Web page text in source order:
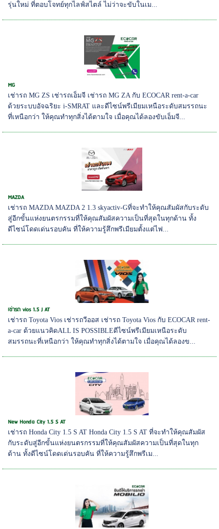
รุ่นใหม่ ที่ตอบโจทย์ทุกไลฟ์สไตล์ ไม่ว่าจะขับในเม...
MG
เช่ารถ MG ZS เช่ารถเอ็มจี เช่ารถ MG ZA กับ ECOCAR rent-a-car
ด้วยระบบอัจฉริยะ i-SMRAT และดีไซน์พรีเมียมเหนือระดับสมรรถนะ
ที่เหนือกว่า ให้คุณทำทุกสิ่งได้ตามใจ เมื่อคุณได้ลองขับเอ็มจี...
MAZDA
เช่ารถ MAZDA MAZDA 2 1.3 skyactiv-Gที่จะทำให้คุณสัมผัสกับระดับ
สู่อีกขั้นแห่งยนตรกรรมที่ให้คุณสัมผัสความเป็นที่สุดในทุกด้าน ทั้ง
ดีไซน์โดดเด่นรอบคัน ที่ให้ความรู้สึกพรีเมียมตั้งแต่ไฟ...
เช่ารถ vios 1.5 J AT
เช่ารถ Toyota Vios เช่ารถวีออส เช่ารถ Toyota Vios กับ ECOCAR rent-
a-car ด้วยแนวคิดALL IS POSSIBLEดีไซน์พรีเมียมเหนือระดับ
สมรรถนะที่เหนือกว่า ให้คุณทำทุกสิ่งได้ตามใจ เมื่อคุณได้ลองข...
New Honda City 1.5 S AT
เช่ารถ Honda City 1.5 S AT Honda City 1.5 S AT ที่จะทำให้คุณสัมผัส
กับระดับสู่อีกขั้นแห่งยนตรกรรมที่ให้คุณสัมผัสความเป็นที่สุดในทุก
ด้าน ทั้งดีไซน์โดดเด่นรอบคัน ที่ให้ความรู้สึกพรีเม...